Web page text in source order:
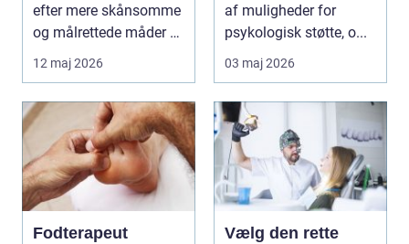
efter mere skånsomme
og målrettede måder at
få det bedre på....
12 maj 2026
af muligheder for
psykologisk støtte, o...
03 maj 2026
Fodterapeut
Vælg den rette